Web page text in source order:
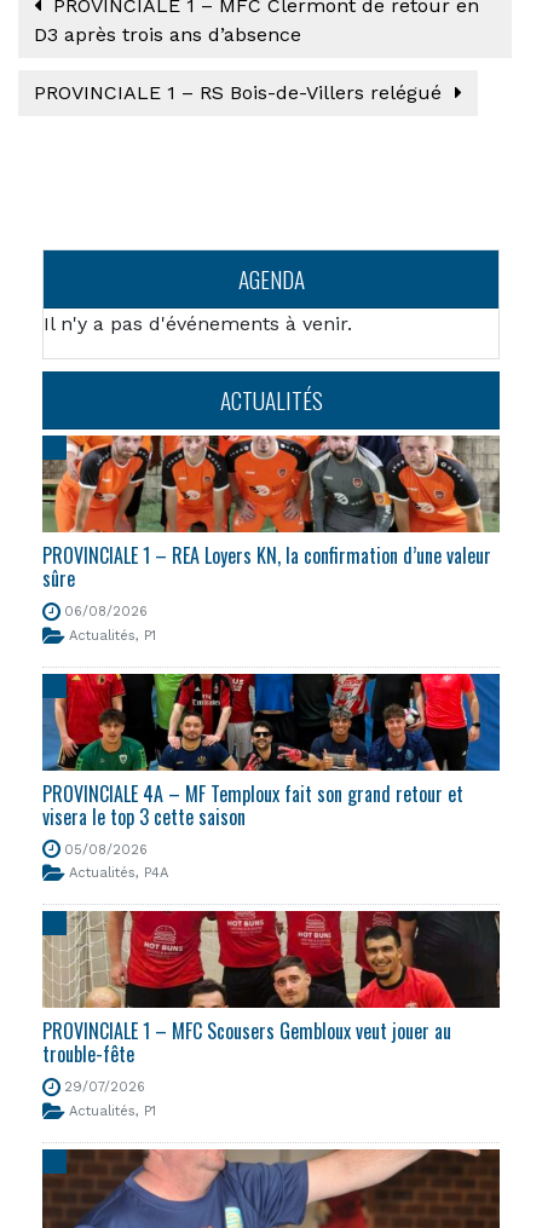
PROVINCIALE 1 – MFC Clermont de retour en
D3 après trois ans d’absence
PROVINCIALE 1 – RS Bois-de-Villers relégué
AGENDA
Il n'y a pas d'événements à venir.
ACTUALITÉS
PROVINCIALE 1 – REA Loyers KN, la confirmation d’une valeur
sûre
06/08/2026
Actualités, P1
PROVINCIALE 4A – MF Temploux fait son grand retour et
visera le top 3 cette saison
05/08/2026
Actualités, P4A
PROVINCIALE 1 – MFC Scousers Gembloux veut jouer au
trouble-fête
29/07/2026
Actualités, P1